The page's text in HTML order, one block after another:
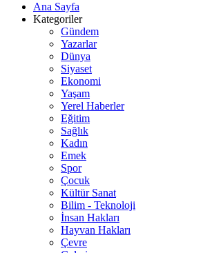
Ana Sayfa
Kategoriler
Gündem
Yazarlar
Dünya
Siyaset
Ekonomi
Yaşam
Yerel Haberler
Eğitim
Sağlık
Kadın
Emek
Spor
Çocuk
Kültür Sanat
Bilim - Teknoloji
İnsan Hakları
Hayvan Hakları
Çevre